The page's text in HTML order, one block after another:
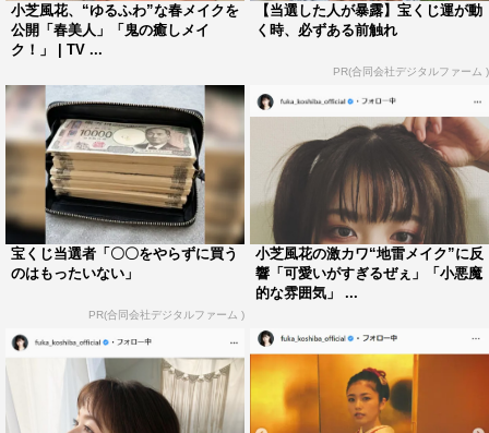
小芝風花、“ゆるふわ”な春メイクを
公開「春美人」「鬼の癒しメイ
ク！」 | TV ...
【当選した人が暴露】宝くじ運が動
く時、必ずある前触れ
PR(合同会社デジタルファーム )
宝くじ当選者「〇〇をやらずに買う
のはもったいない」
PR(合同会社デジタルファーム )
小芝風花の激カワ“地雷メイク”に反
響「可愛いがすぎるぜぇ」「小悪魔
的な雰囲気」 ...